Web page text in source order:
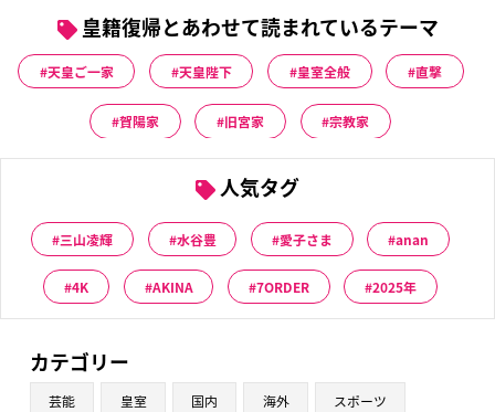
皇籍復帰とあわせて読まれているテーマ
天皇ご一家 天皇陛下 皇室全般 直撃
賀陽家 旧宮家 宗教家
人気タグ
三山凌輝 水谷豊 愛子さま anan
4K AKINA 7ORDER 2025年
カテゴリー
芸能 皇室 国内 海外 スポーツ